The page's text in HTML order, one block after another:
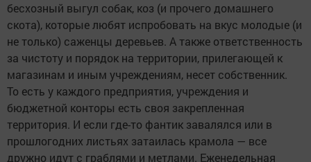
бесхозный выгул собак, коз (и прочего домашнего
скота), которые любят испробовать на вкус молодые (и
не только) саженцы деревьев. А также ответственность
за чистоту и порядок на территории, прилегающей к
магазинам и иным учреждениям, несет собственник.
То есть у каждого предприятия, учреждения и
бюджетной конторы есть своя закрепленная
территория. И если где-то фантик завалялся или в
прошлогодних листьях затаилась крамола — все
дружно идут с граблями и метлами. Еженедельная